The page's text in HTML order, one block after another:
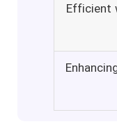
Efficient